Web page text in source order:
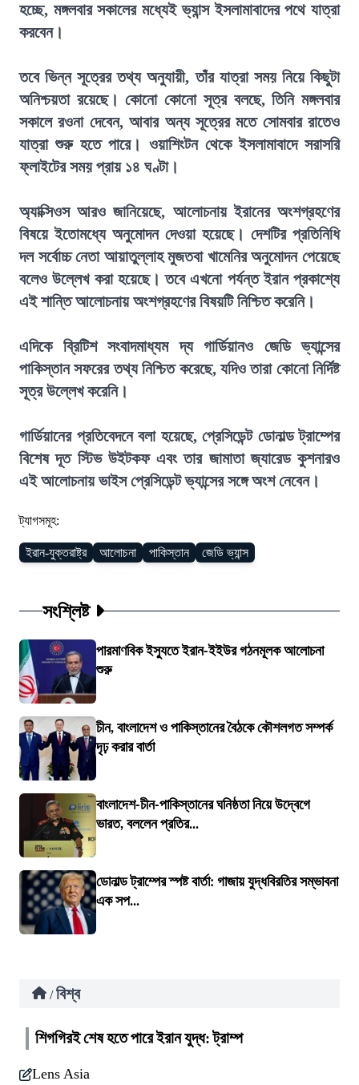
হচ্ছে, মঙ্গলবার সকালের মধ্যেই ভ্যান্স ইসলামাবাদের পথে যাত্রা
করবেন।
তবে ভিন্ন সূত্রের তথ্য অনুযায়ী, তাঁর যাত্রা সময় নিয়ে কিছুটা
অনিশ্চয়তা রয়েছে। কোনো কোনো সূত্র বলছে, তিনি মঙ্গলবার
সকালে রওনা দেবেন, আবার অন্য সূত্রের মতে সোমবার রাতেও
যাত্রা শুরু হতে পারে। ওয়াশিংটন থেকে ইসলামাবাদে সরাসরি
ফ্লাইটের সময় প্রায় ১৪ ঘণ্টা।
অ্যাক্সিওস আরও জানিয়েছে, আলোচনায় ইরানের অংশগ্রহণের
বিষয়ে ইতোমধ্যে অনুমোদন দেওয়া হয়েছে। দেশটির প্রতিনিধি
দল সর্বোচ্চ নেতা আয়াতুল্লাহ মুজতবা খামেনির অনুমোদন পেয়েছে
বলেও উল্লেখ করা হয়েছে। তবে এখনো পর্যন্ত ইরান প্রকাশ্যে
এই শান্তি আলোচনায় অংশগ্রহণের বিষয়টি নিশ্চিত করেনি।
এদিকে ব্রিটিশ সংবাদমাধ্যম দ্য গার্ডিয়ানও জেডি ভ্যান্সের
পাকিস্তান সফরের তথ্য নিশ্চিত করেছে, যদিও তারা কোনো নির্দিষ্ট
সূত্র উল্লেখ করেনি।
গার্ডিয়ানের প্রতিবেদনে বলা হয়েছে, প্রেসিডেন্ট ডোনাল্ড ট্রাম্পের
বিশেষ দূত স্টিভ উইটকফ এবং তার জামাতা জ্যারেড কুশনারও
এই আলোচনায় ভাইস প্রেসিডেন্ট ভ্যান্সের সঙ্গে অংশ নেবেন।
ট্যাগসমূহ:
ইরান-যুক্তরাষ্ট্র আলোচনা পাকিস্তান জেডি ভ্যান্স
সংশ্লিষ্ট
পারমাণবিক ইস্যুতে ইরান-ইইউর গঠনমূলক আলোচনা
শুরু
চীন, বাংলাদেশ ও পাকিস্তানের বৈঠকে কৌশলগত সম্পর্ক
দৃঢ় করার বার্তা
বাংলাদেশ-চীন-পাকিস্তানের ঘনিষ্ঠতা নিয়ে উদ্বেগে
ভারত, বললেন প্রতির...
ডোনাল্ড ট্রাম্পের স্পষ্ট বার্তা: গাজায় যুদ্ধবিরতির সম্ভাবনা
এক সপ...
/ বিশ্ব
শিগগিরই শেষ হতে পারে ইরান যুদ্ধ: ট্রাম্প
Lens Asia